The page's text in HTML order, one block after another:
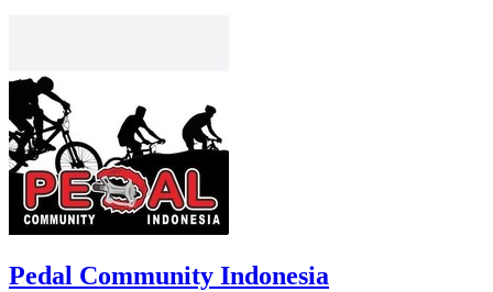
Pedal Community Indonesia